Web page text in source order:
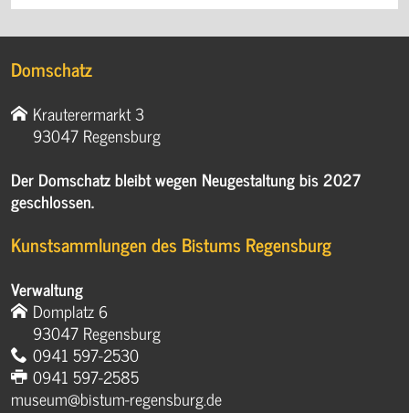
Domschatz
Krauterermarkt 3
93047 Regensburg
Der Domschatz bleibt wegen Neugestaltung bis 2027
geschlossen.
Kunstsammlungen des Bistums Regensburg
Verwaltung
Domplatz 6
93047 Regensburg
0941 597-2530
0941 597-2585
museum@bistum-regensburg.de